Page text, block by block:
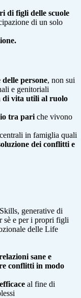
di figli delle scuole
di un solo
delle persone, non sui
e genitoriali
di vita utili al ruolo
tra pari che vivono
in famiglia quali
dei conflitti e
generative di
sè e per i propri figli
delle Life
sane e
conflitti in modo
al fine di